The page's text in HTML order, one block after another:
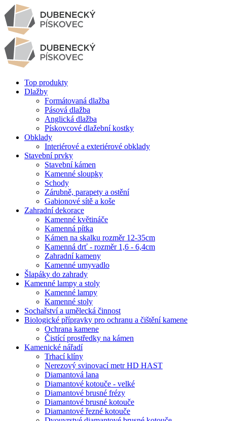
Top produkty
Dlažby
Formátovaná dlažba
Pásová dlažba
Anglická dlažba
Pískovcové dlažební kostky
Obklady
Interiérové a exteriérové obklady
Stavební prvky
Stavební kámen
Kamenné sloupky
Schody
Zárubně, parapety a ostění
Gabionové sítě a koše
Zahradní dekorace
Kamenné květináče
Kamenná pítka
Kámen na skalku rozměr 12-35cm
Kamenná drť - rozměr 1,6 - 6,4cm
Zahradní kameny
Kamenné umyvadlo
Šlapáky do zahrady
Kamenné lampy a stoly
Kamenné lampy
Kamenné stoly
Sochařství a umělecká činnost
Biologické přípravky pro ochranu a čištění kamene
Ochrana kamene
Čistící prostředky na kámen
Kamenické nářadí
Trhací klíny
Nerezový svinovací metr HD HAST
Diamantová lana
Diamantové kotouče - velké
Diamantové brusné frézy
Diamantové brusné kotouče
Diamantové řezné kotouče